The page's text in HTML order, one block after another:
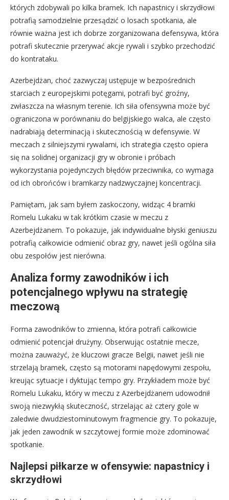
których zdobywali po kilka bramek. Ich napastnicy i skrzydłowi
potrafią samodzielnie przesądzić o losach spotkania, ale
równie ważna jest ich dobrze zorganizowana defensywa, która
potrafi skutecznie przerywać akcje rywali i szybko przechodzić
do kontrataku.
Azerbejdżan, choć zazwyczaj ustępuje w bezpośrednich
starciach z europejskimi potęgami, potrafi być groźny,
zwłaszcza na własnym terenie. Ich siła ofensywna może być
ograniczona w porównaniu do belgijskiego walca, ale często
nadrabiają determinacją i skutecznością w defensywie. W
meczach z silniejszymi rywalami, ich strategia często opiera
się na solidnej organizacji gry w obronie i próbach
wykorzystania pojedynczych błędów przeciwnika, co wymaga
od ich obrońców i bramkarzy nadzwyczajnej koncentracji.
Pamiętam, jak sam byłem zaskoczony, widząc 4 bramki
Romelu Lukaku w tak krótkim czasie w meczu z
Azerbejdżanem. To pokazuje, jak indywidualne błyski geniuszu
potrafią całkowicie odmienić obraz gry, nawet jeśli ogólna siła
obu zespołów jest nierówna.
Analiza formy zawodników i ich
potencjalnego wpływu na strategię
meczową
Forma zawodników to zmienna, która potrafi całkowicie
odmienić potencjał drużyny. Obserwując ostatnie mecze,
można zauważyć, że kluczowi gracze Belgii, nawet jeśli nie
strzelają bramek, często są motorami napędowymi zespołu,
kreując sytuacje i dyktując tempo gry. Przykładem może być
Romelu Lukaku, który w meczu z Azerbejdżanem udowodnił
swoją niezwykłą skuteczność, strzelając aż cztery gole w
zaledwie dwudziestominutowym fragmencie gry. To pokazuje,
jak jeden zawodnik w szczytowej formie może zdominować
spotkanie.
Najlepsi piłkarze w ofensywie: napastnicy i
skrzydłowi